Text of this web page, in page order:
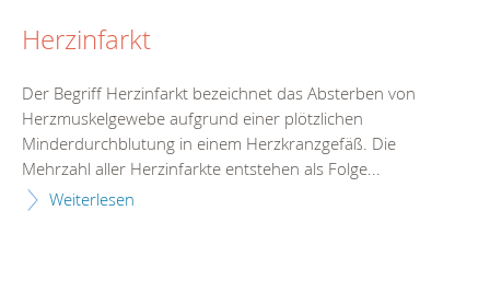
Herzinfarkt
Der Begriff Herzinfarkt bezeichnet das Absterben von
Herzmuskelgewebe aufgrund einer plötzlichen
Minderdurchblutung in einem Herzkranzgefäß. Die
Mehrzahl aller Herzinfarkte entstehen als Folge...
Weiterlesen